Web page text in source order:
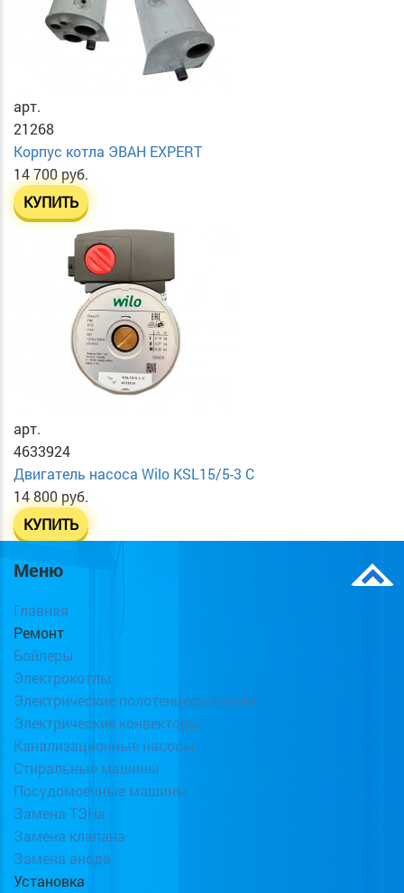
арт.
21268
Корпус котла ЭВАН EXPERT
14 700 руб.
КУПИТЬ
арт.
4633924
Двигатель насоса Wilo KSL15/5-3 C
14 800 руб.
КУПИТЬ
Меню
Главная
Ремонт
Бойлеры
Электрокотлы
Электрические полотенцесушители
Электрические конвекторы
Канализационные насосы
Стиральные машины
Посудомоечные машины
Замена ТЭНа
Замена клапана
Замена анода
Установка